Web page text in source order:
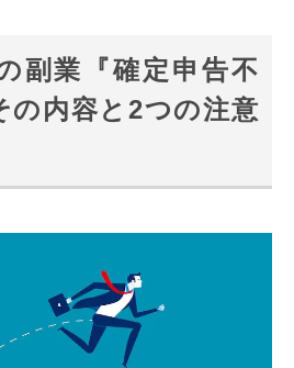
副業『確定申告不
の内容と2つの注意